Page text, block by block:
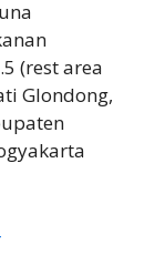
(rest area
Glondong,